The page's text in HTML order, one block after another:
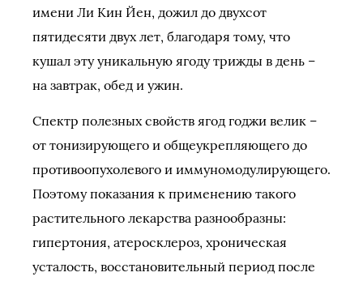
имени Ли Кин Йен, дожил до двухсот
пятидесяти двух лет, благодаря тому, что
кушал эту уникальную ягоду трижды в день –
на завтрак, обед и ужин.
Спектр полезных свойств ягод годжи велик –
от тонизирующего и общеукрепляющего до
противоопухолевого и иммуномодулирующего.
Поэтому показания к применению такого
растительного лекарства разнообразны:
гипертония, атеросклероз, хроническая
усталость, восстановительный период после